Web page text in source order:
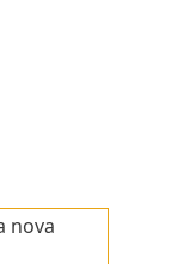
nova